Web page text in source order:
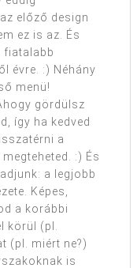
előző design
ez is az. És
fiatalabb
évre. :) Néhány
menü!
gördülsz
így ha kedved
a
:) És
a legjobb
Képes,
a korábbi
körül (pl.
(pl. miért ne?)
is